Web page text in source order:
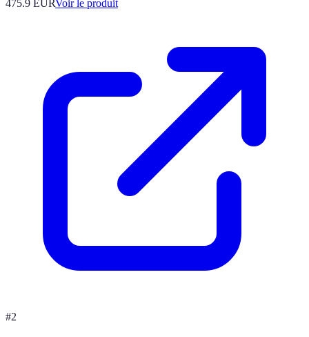
475.9 EURVoir le produit
#2